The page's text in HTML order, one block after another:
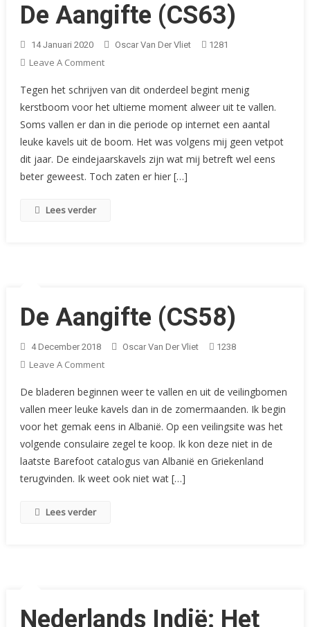
De Aangifte (CS63)
14 Januari 2020 Oscar Van Der Vliet 1281
Leave A CommentOn
Aangifte
(CS63)
Tegen het schrijven van dit onderdeel begint menig
kerstboom voor het ultieme moment alweer uit te vallen.
Soms vallen er dan in die periode op internet een aantal
leuke kavels uit de boom. Het was volgens mij geen vetpot
dit jaar. De eindejaarskavels zijn wat mij betreft wel eens
beter geweest. Toch zaten er hier […]
Lees verder
De Aangifte (CS58)
4 December 2018 Oscar Van Der Vliet 1238
Leave A CommentOn
Aangifte
(CS58)
De bladeren beginnen weer te vallen en uit de veilingbomen
vallen meer leuke kavels dan in de zomermaanden. Ik begin
voor het gemak eens in Albanië. Op een veilingsite was het
volgende consulaire zegel te koop. Ik kon deze niet in de
laatste Barefoot catalogus van Albanië en Griekenland
terugvinden. Ik weet ook niet wat […]
Lees verder
Nederlands Indië: Het